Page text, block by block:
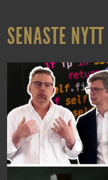
SENASTE